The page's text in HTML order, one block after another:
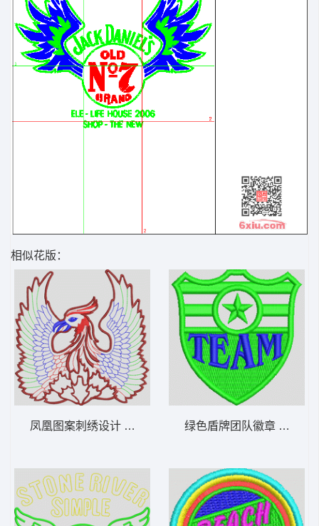
相似花版：
凤凰图案刺绣设计 鸟 章仔标志布贴徽章男
绿色盾牌团队徽章 章仔标